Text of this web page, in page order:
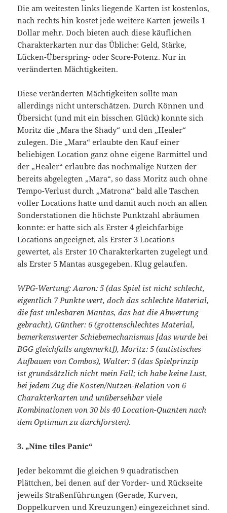
Die am weitesten links liegende Karten ist kostenlos,
nach rechts hin kostet jede weitere Karten jeweils 1
Dollar mehr. Doch bieten auch diese käuflichen
Charakterkarten nur das Übliche: Geld, Stärke,
Lücken-Überspring- oder Score-Potenz. Nur in
veränderten Mächtigkeiten.
Diese veränderten Mächtigkeiten sollte man
allerdings nicht unterschätzen. Durch Können und
Übersicht (und mit ein bisschen Glück) konnte sich
Moritz die „Mara the Shady“ und den „Healer“
zulegen. Die „Mara“ erlaubte den Kauf einer
beliebigen Location ganz ohne eigene Barmittel und
der „Healer“ erlaubte das nochmalige Nutzen der
bereits abgelegten „Mara“, so dass Moritz auch ohne
Tempo-Verlust durch „Matrona“ bald alle Taschen
voller Locations hatte und damit auch noch an allen
Sonderstationen die höchste Punktzahl abräumen
konnte: er hatte sich als Erster 4 gleichfarbige
Locations angeeignet, als Erster 3 Locations
gewertet, als Erster 10 Charakterkarten zugelegt und
als Erster 5 Mantas ausgegeben. Klug gelaufen.
WPG-Wertung: Aaron: 5 (das Spiel ist nicht schlecht,
eigentlich 7 Punkte wert, doch das schlechte Material,
die fast unlesbaren Mantas, das hat die Abwertung
gebracht), Günther: 6 (grottenschlechtes Material,
bemerkenswerter Schiebemechanismus [das wurde bei
BGG gleichfalls angemerkt]), Moritz: 5 (autistisches
Aufbauen von Combos), Walter: 5 (das Spielprinzip
ist grundsätzlich nicht mein Fall; ich habe keine Lust,
bei jedem Zug die Kosten/Nutzen-Relation von 6
Charakterkarten und unübersehbar viele
Kombinationen von 30 bis 40 Location-Quanten nach
dem Optimum zu durchforsten).
3. „Nine tiles Panic“
Jeder bekommt die gleichen 9 quadratischen
Plättchen, bei denen auf der Vorder- und Rückseite
jeweils Straßenführungen (Gerade, Kurven,
Doppelkurven und Kreuzungen) eingezeichnet sind.